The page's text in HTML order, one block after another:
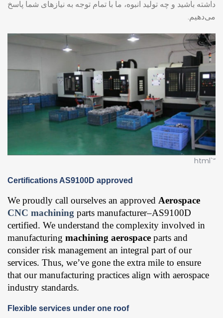
داشته باشید و چه تولید انبوه، ما با تمام توجه به نیازهای شما پاسخ
می‌دهیم.
“`html
Certifications AS9100D approved
We proudly call ourselves an approved Aerospace
CNC machining parts manufacturer–AS9100D
certified. We understand the complexity involved in
manufacturing machining aerospace parts and
consider risk management an integral part of our
services. Thus, we’ve gone the extra mile to ensure
that our manufacturing practices align with aerospace
industry standards.
Flexible services under one roof